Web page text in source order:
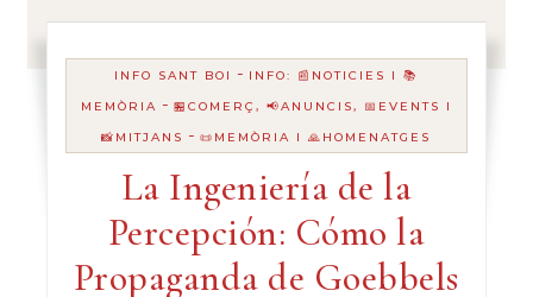
INFO SANT BOI - INFO: 📰NOTICIES I 📚
MEMÒRIA - 🏪COMERÇ, 📢ANUNCIS, 📅EVENTS I
📸MITJANS -📜MEMÒRIA I 🙏HOMENATGES
La Ingeniería de la
Percepción: Cómo la
Propaganda de Goebbels